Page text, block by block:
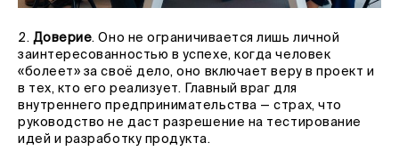
2. Доверие. Оно не ограничивается лишь личной
заинтересованностью в успехе, когда человек
«болеет» за своё дело, оно включает веру в проект и
в тех, кто его реализует. Главный враг для
внутреннего предпринимательства — страх, что
руководство не даст разрешение на тестирование
идей и разработку продукта.